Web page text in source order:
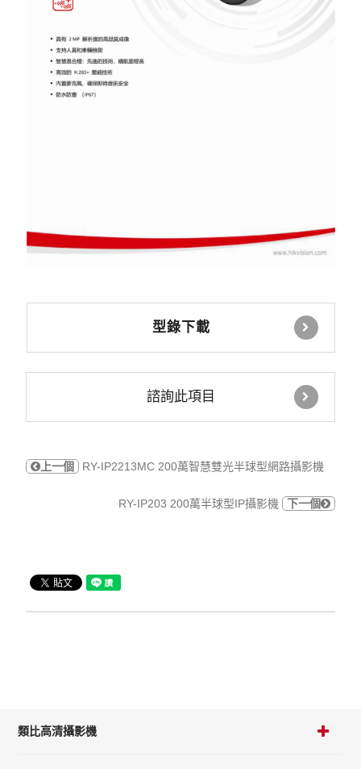
類比高清攝影機
型錄下載
諮詢此項目
上一個 RY-IP2213MC 200萬智慧雙光半球型網路攝影機
RY-IP203 200萬半球型IP攝影機 下一個